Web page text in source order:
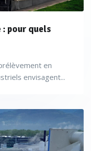
pour quels
en
envisagent...